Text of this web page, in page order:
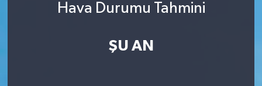
Hava Durumu Tahmini
ŞU AN
Süper Lig Puan Durumu ve Fikstür